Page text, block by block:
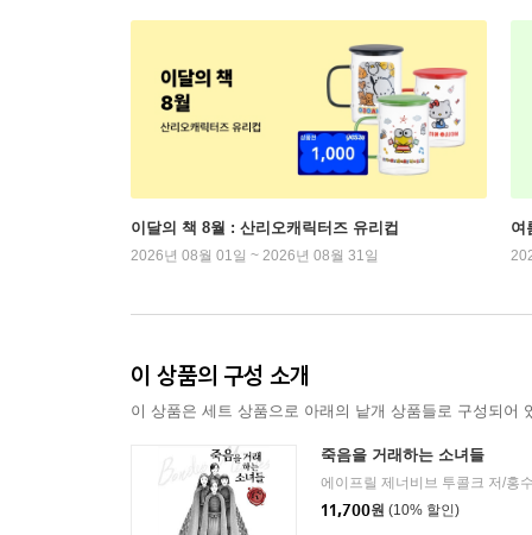
이달의 책 8월 : 산리오캐릭터즈 유리컵
2026년 08월 01일 ~ 2026년 08월 31일
여
이 상품의 구성 소개
이 상품은 세트 상품으로 아래의 낱개 상품들로 구성되어
죽음을 거래하는 소녀들
에이프릴 제너비브 투콜크 저/홍
11,700원 (10% 할인)